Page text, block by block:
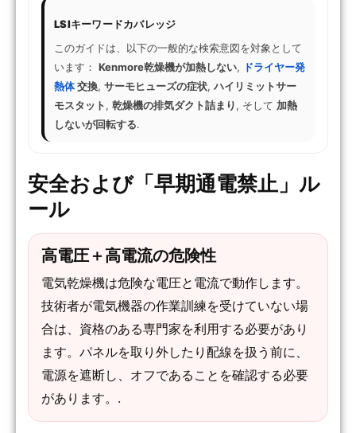
LSIキーワードカバレッジ
このガイドは、以下の一般的な検索意図を対象として
います： Kenmore乾燥機が加熱しない, ドライヤー発
熱体交換, サーモヒューズの症状, ハイリミットサー
モスタット, 乾燥機の排気ダクト詰まり, そして 加熱
しないが回転する.
安全および「早期通電禁止」ル
ール
高電圧＋高電流の危険性
電気乾燥機は危険な電圧と電流で動作します。
技術者が電気機器の作業訓練を受けていない場
合は、資格のある専門家を利用する必要があり
ます。パネルを取り外したり配線を扱う前に、
電源を遮断し、オフであることを確認する必要
があります。.